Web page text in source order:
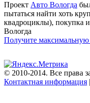
Проект Авто Вологда
пытаться найти хоть
квадроциклы), покупка
Вологда
Получите максимальную
© 2010-2014. Все права
Контактная информация |